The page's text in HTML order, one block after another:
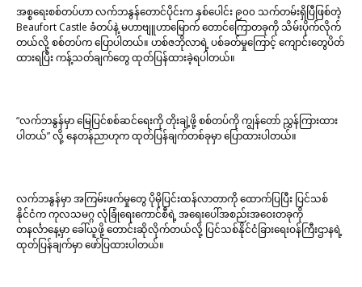
အစ္စရေးစစ်တပ်ဟာ လက်ဘနွန်တောင်ပိုင်းက နှစ်ပေါင်း ၉၀၀ သက်တမ်းရှိပြီဖြစ်တဲ့
Beaufort Castle ခံတပ်နဲ့ မဟာဗျူဟာမြောက် တောင်ကြောတခုကို သိမ်းပိုက်လိုက်
တယ်လို့ စစ်တပ်က ပြောပါတယ်။ ဟစ်ဇဘိုလာရဲ့ ပစ်ခတ်မှုကြောင့် ကျောင်းတွေပိတ်
ထားရပြီး ကန့်သတ်ချက်တွေ ထုတ်ပြန်ထားခဲ့ရပါတယ်။
“လက်ဘနွန်မှာ မြေပြင်စစ်ဆင်ရေးကို တိုးချဲ့ဖို့ စစ်တပ်ကို ကျွန်တော် ညွှန်ကြားထား
ပါတယ်” လို့ နေတန်ညာဟုက ထုတ်ပြန်ချက်တစ်ခုမှာ ပြောထားပါတယ်။
လက်ဘနွန်မှာ အကြမ်းဖက်မှုတွေ ပိုမိုပြင်းထန်လာတာကို ထောက်ပြပြီး ပြင်သစ်
နိုင်ငံက ကုလသမဂ္ဂ လုံခြုံရေးကောင်စီရဲ့ အရေးပေါ်အစည်းအဝေးတခုကို
တနင်္လာနေ့မှာ ခေါ်ယူဖို့ တောင်းဆိုလိုက်တယ်လို့ ပြင်သစ်နိုင်ငံခြားရေးဝန်ကြီးဌာနရဲ့
ထုတ်ပြန်ချက်မှာ ဖော်ပြထားပါတယ်။